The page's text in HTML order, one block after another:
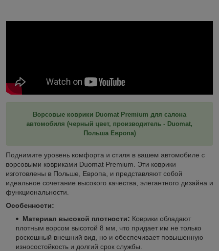
Ворсовые коврики Duomat Premium для салона
автомобиля (черный цвет, производитель - Duomat,
Польша Европа)
Поднимите уровень комфорта и стиля в вашем автомобиле с
ворсовыми ковриками Duomat Premium. Эти коврики
изготовлены в Польше, Европа, и представляют собой
идеальное сочетание высокого качества, элегантного дизайна и
функциональности.
Особенности:
Материал высокой плотности: Коврики обладают
плотным ворсом высотой 8 мм, что придает им не только
роскошный внешний вид, но и обеспечивает повышенную
износостойкость и долгий срок службы.